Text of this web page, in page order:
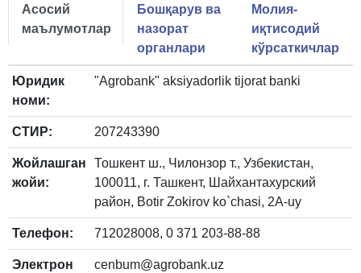
Асосий
маълумотлар
Бошқарув ва
назорат
органлари
Молия-
иқтисодий
кўрсаткичлар
Юридик
номи:
"Agrobank" aksiyadorlik tijorat banki
СТИР: 207243390
Жойлашган
жойи:
Тошкент ш., Чилонзор т., Узбекистан,
100011, г. Ташкент, Шайхантахурский
район, Botir Zokirov ko`chasi, 2A-uy
Телефон: 712028008, 0 371 203-88-88
Электрон
cenbum@agrobank.uz